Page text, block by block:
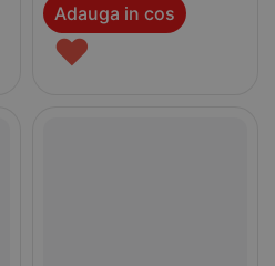
Adauga in cos
♥